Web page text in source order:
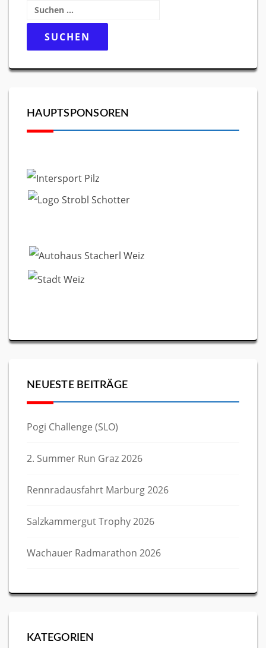
Suchen
nach:
HAUPTSPONSOREN
NEUESTE BEITRÄGE
Pogi Challenge (SLO)
2. Summer Run Graz 2026
Rennradausfahrt Marburg 2026
Salzkammergut Trophy 2026
Wachauer Radmarathon 2026
KATEGORIEN